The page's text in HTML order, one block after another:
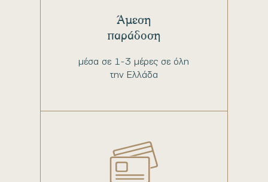
μέσα σε 1-3 μέρες σε όλη
την Ελλάδα
Άμεση
παράδοση